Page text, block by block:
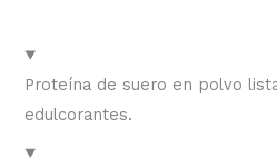
Proteína de suero en polvo
edulcorantes.